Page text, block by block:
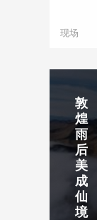
现场
静赏京
京娘
吉
林
市
北
山
公
园
云
探
古
北
水
镇
南
京
玄
武
湖
景
区
焦
作
红
石
峡
秦
皇
岛
金
梦
海
湾
剑
川
下
梅
岭
瀑
布
烟
雨
齐
云
山
敦
煌
雨
后
美
成
仙
境